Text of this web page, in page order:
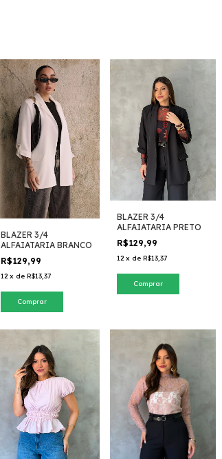
BLAZER 3/4
ALFAIATARIA BRANCO
R$129,99
12 x de R$13,37
Comprar
BLAZER 3/4
ALFAIATARIA PRETO
R$129,99
12 x de R$13,37
Comprar